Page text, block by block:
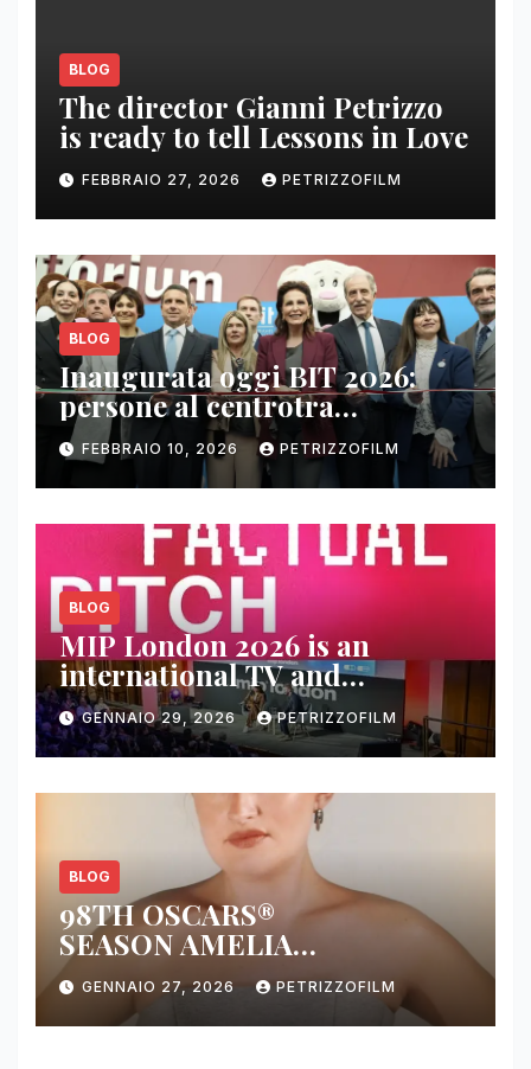
BLOG
The director Gianni Petrizzo
is ready to tell Lessons in Love
FEBBRAIO 27, 2026 PETRIZZOFILM
BLOG
Inaugurata oggi BIT 2026:
persone al centrotra
contenuti, relazioni e business
FEBBRAIO 10, 2026 PETRIZZOFILM
BLOG
MIP London 2026 is an
international TV and
streaming content market
GENNAIO 29, 2026 PETRIZZOFILM
BLOG
98TH OSCARS®
SEASON AMELIA
DIMOLDENBERG RETURNS
FOR THIRD YEAR
GENNAIO 27, 2026 PETRIZZOFILM